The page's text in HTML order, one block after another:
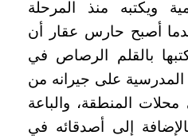
ويكتبه منذ المرحلة
أصبح حارس عقار أن
بالقلم الرصاص في
على جيرانه من
محلات المنطقة، والباعة
إلى أصدقائه في